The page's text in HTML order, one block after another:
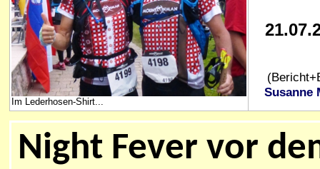
Im Lederhosen-Shirt...
Susanne
Night Fever vor